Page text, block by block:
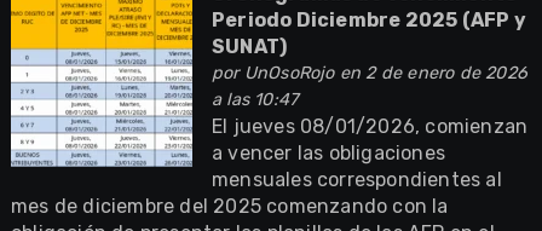
Periodo Diciembre 2025 (AFP y
SUNAT)
por UnOsoRojoen 2 de enero de 2026
a las 10:47
El jueves 08/01/2026, comienzan
a vencer las obligaciones
mensuales correspondientes al
mes de diciembre del 2025 comenzando con la